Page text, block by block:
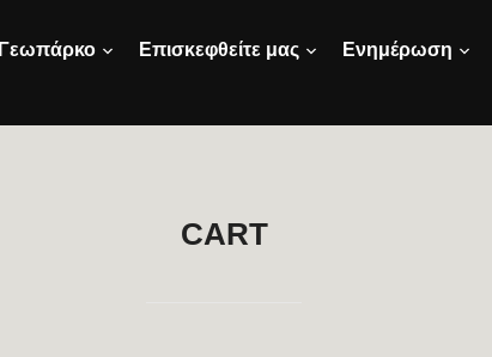
Γεωπάρκο Επισκεφθείτε μας Ενημέρωση
CART